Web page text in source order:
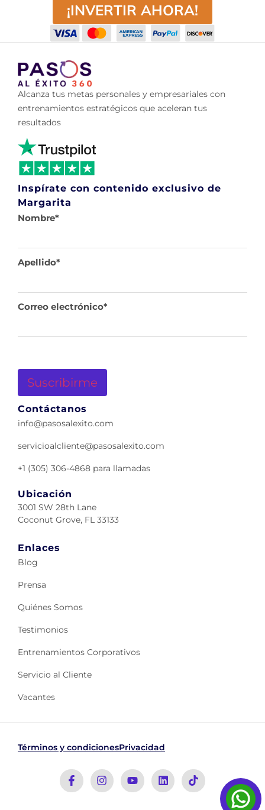
¡INVERTIR AHORA!
Alcanza tus metas personales y empresariales con
entrenamientos estratégicos que aceleran tus
resultados
Inspírate con contenido exclusivo de
Margarita
Nombre*
Apellido*
Correo electrónico*
Contáctanos
info@pasosalexito.com
servicioalcliente@pasosalexito.com
+1 (305) 306-4868 para llamadas
Ubicación
3001 SW 28th Lane
Coconut Grove, FL 33133
Enlaces
Blog
Prensa
Quiénes Somos
Testimonios
Entrenamientos Corporativos
Servicio al Cliente
Vacantes
Términos y condicionesPrivacidad